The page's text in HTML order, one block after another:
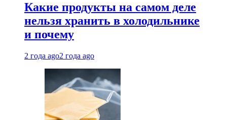
Какие продукты на самом деле
нельзя хранить в холодильнике
и почему
2 года ago2 года ago